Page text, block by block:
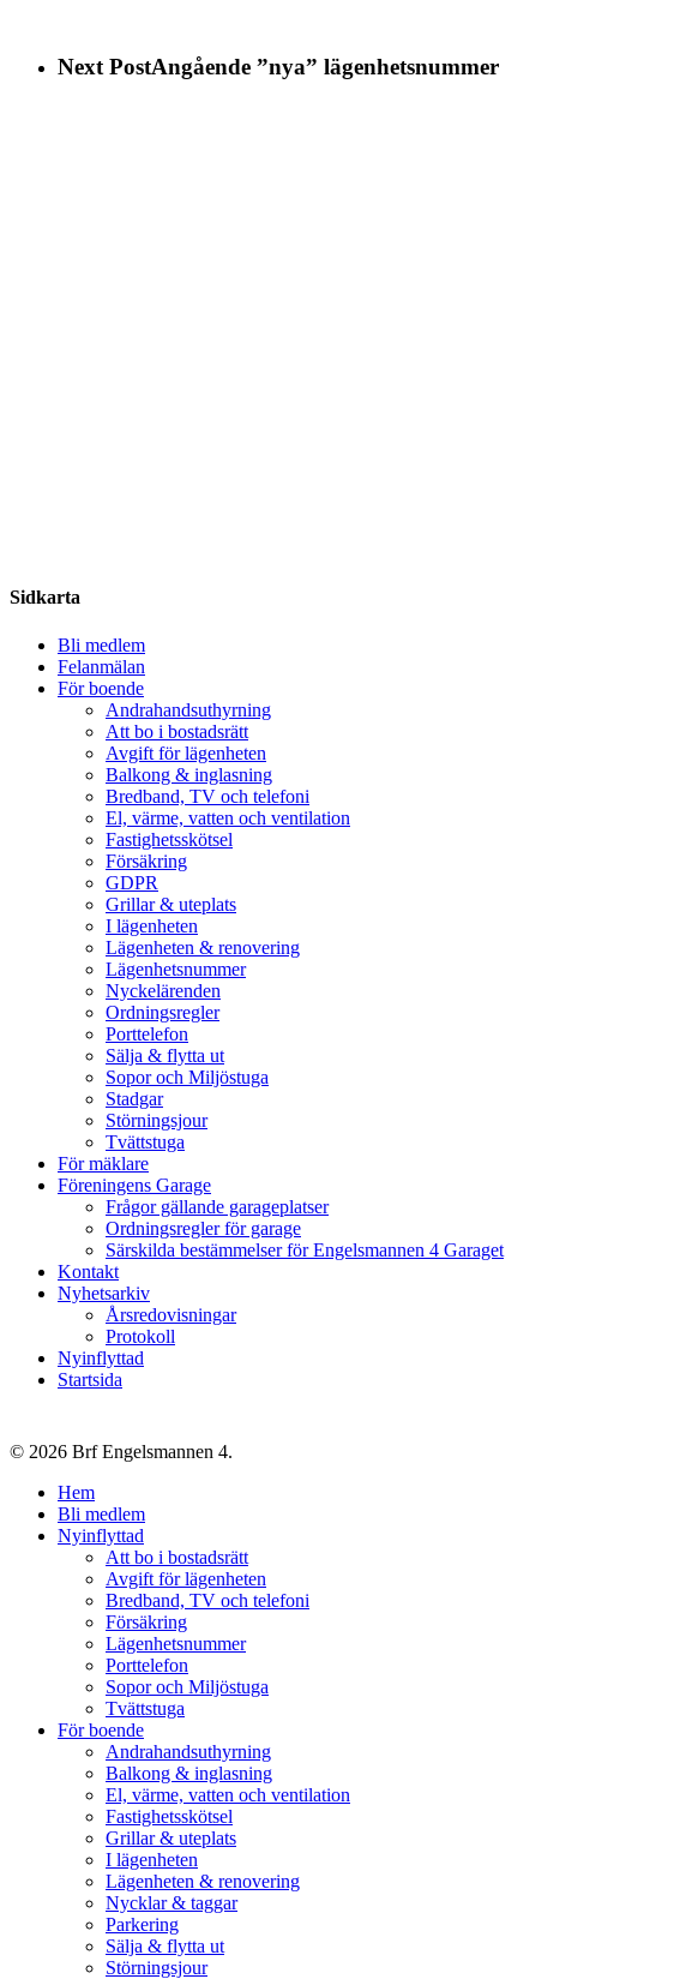
Next PostAngående ”nya” lägenhetsnummer
Share
Sidkarta
Bli medlem
Felanmälan
För boende
Andrahandsuthyrning
Att bo i bostadsrätt
Avgift för lägenheten
Balkong & inglasning
Bredband, TV och telefoni
El, värme, vatten och ventilation
Fastighetsskötsel
Försäkring
GDPR
Grillar & uteplats
I lägenheten
Lägenheten & renovering
Lägenhetsnummer
Nyckelärenden
Ordningsregler
Porttelefon
Sälja & flytta ut
Sopor och Miljöstuga
Stadgar
Störningsjour
Tvättstuga
För mäklare
Föreningens Garage
Frågor gällande garageplatser
Ordningsregler för garage
Särskilda bestämmelser för Engelsmannen 4 Garaget
Kontakt
Nyhetsarkiv
Årsredovisningar
Protokoll
Nyinflyttad
Startsida
© 2026 Brf Engelsmannen 4.
Close
Menu
Hem
Bli medlem
Nyinflyttad
Att bo i bostadsrätt
Avgift för lägenheten
Bredband, TV och telefoni
Försäkring
Lägenhetsnummer
Porttelefon
Sopor och Miljöstuga
Tvättstuga
För boende
Andrahandsuthyrning
Balkong & inglasning
El, värme, vatten och ventilation
Fastighetsskötsel
Grillar & uteplats
I lägenheten
Lägenheten & renovering
Nycklar & taggar
Parkering
Sälja & flytta ut
Störningsjour